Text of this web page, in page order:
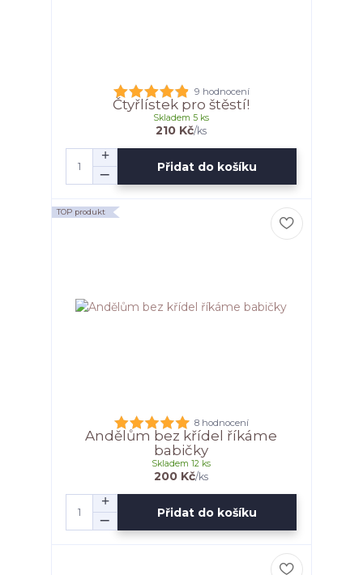
9 hodnocení
Čtyřlístek pro štěstí!
210 Kč/ks
Skladem 5 ks
Přidat do košíku
TOP produkt
8 hodnocení
Andělům bez křídel říkáme
babičky
200 Kč/ks
Skladem 12 ks
Přidat do košíku